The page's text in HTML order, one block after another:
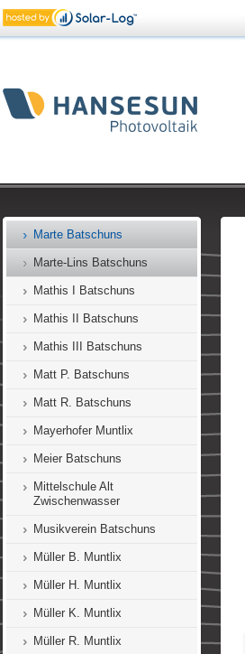
Keckeis Muntlix
Kiefer Dafins
Korbel Batschuns
Längle Zwischenwasser
Marte Batschuns
Marte-Lins Batschuns
Mathis I Batschuns
Mathis II Batschuns
Mathis III Batschuns
Matt P. Batschuns
Matt R. Batschuns
Mayerhofer Muntlix
Meier Batschuns
Mittelschule Alt
Zwischenwasser
Musikverein Batschuns
Müller B. Muntlix
Müller H. Muntlix
Müller K. Muntlix
Müller R. Muntlix